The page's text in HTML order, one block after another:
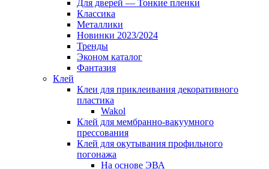
Для дверей — Тонкие пленки
Классика
Металлики
Новинки 2023/2024
Тренды
Эконом каталог
Фантазия
Клей
Клеи для приклеивания декоративного
пластика
Wakol
Клей для мембранно-вакуумного
прессования
Клей для окутывания профильного
погонажа
На основе ЭВА